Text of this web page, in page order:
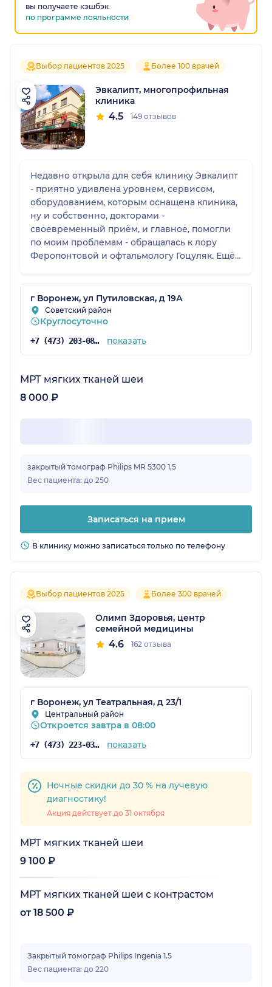
вы получаете кэшбэк
по программе лояльности
Выбор пациентов 2025 Более 100 врачей
Эвкалипт, многопрофильная
клиника
4.5 149 отзывов
Недавно открыла для себя клинику Эвкалипт
- приятно удивлена уровнем, сервисом,
оборудованием, которым оснащена клиника,
ну и собственно, докторами -
своевременный приëм, и главное, помогли
по моим проблемам - обращалась к лору
Феропонтовой и офтальмологу Гоцуляк. Ещё
как мрт аппарат лучший в Воронеже. В
общем, комфортное для меня медицинское
учреждение.
г Воронеж, ул Путиловская, д 19А
Советский район
Круглосуточно
+7 (473) 203-08-53 показать
МРТ мягких тканей шеи
8 000 ₽
закрытый томограф Philips MR 5300 1,5
Вес пациента: до 250
Записаться на прием
В клинику можно записаться только по телефону
Выбор пациентов 2025 Более 300 врачей
Олимп Здоровья, центр
семейной медицины
4.6 162 отзыва
г Воронеж, ул Театральная, д 23/1
Центральный район
Откроется завтра в 08:00
+7 (473) 223-03-03 показать
Ночные скидки до 30 % на лучевую
диагностику!
Акция действует до 31 октября
МРТ мягких тканей шеи
9 100 ₽
МРТ мягких тканей шеи с контрастом
от 18 500 ₽
Закрытый томограф Philips Ingenia 1.5
Вес пациента: до 220